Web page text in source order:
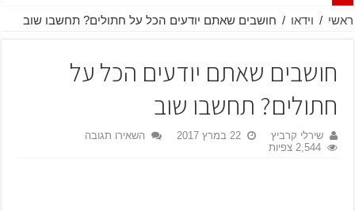
מים ואוכל לכלבים שאינם חשים בטוב: עשה ואל תעשה
DHA – לא רק לתינוקות – גם לגורים
עור בריא ופרווה מבריקה
ראשי / וידאו / חושבים שאתם יודעים הכל על חתולים? תחשבו שוב
חושבים שאתם יודעים הכל על
חתולים? תחשבו שוב
שירלי קרביץ 22 במרץ 2017
השאירו תגובה
2,544 צפיות